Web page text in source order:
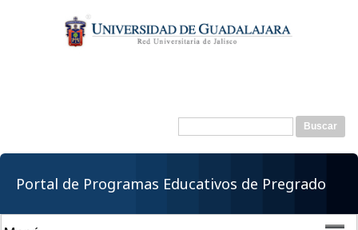
contenido
principal
Formulario de
Buscar
Portal de Programas Educativos de Pregrado